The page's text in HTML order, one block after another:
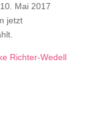
Mai 2017
jetzt
Richter-Wedell